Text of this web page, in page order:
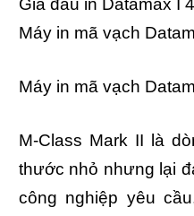
Giá đầu in Datamax I
Máy in mã vạch
Máy in mã vạch
M-Class Mark II là
thước nhỏ nhưng lại
công nghiệp yêu